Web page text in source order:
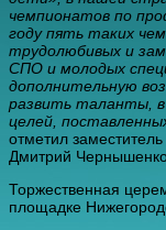
чемпионатов по
году пять таких
трудолюбивых и
СПО и молодых
дополнительную
развить таланты, в
целей,
отметил
Дмитрий
Торжественная
площадке